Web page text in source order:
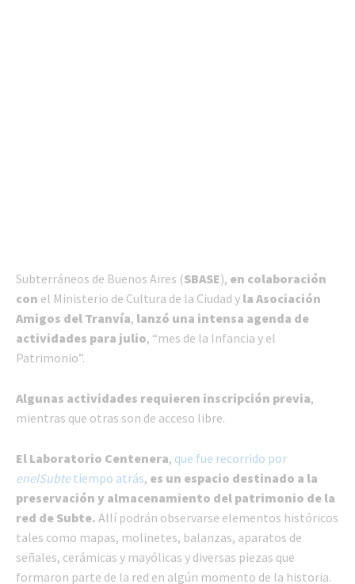
Subterráneos de Buenos Aires (SBASE), en colaboración
con el Ministerio de Cultura de la Ciudad y la Asociación
Amigos del Tranvía, lanzó una intensa agenda de
actividades para julio, “mes de la Infancia y el
Patrimonio”.
Algunas actividades requieren inscripción previa,
mientras que otras son de acceso libre.
El Laboratorio Centenera, que fue recorrido por
enelSubtetiempo atrás, es un espacio destinado a la
preservación y almacenamiento del patrimonio de la
red de Subte. Allí podrán observarse elementos históricos
tales como mapas, molinetes, balanzas, aparatos de
señales, cerámicas y mayólicas y diversas piezas que
formaron parte de la red en algún momento de la historia.